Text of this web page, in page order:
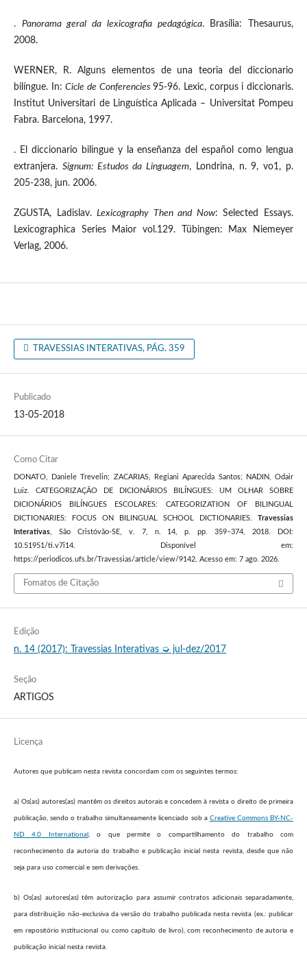
. Panorama geral da lexicografia pedagógica. Brasília: Thesaurus,
2008.
WERNER, R. Alguns elementos de una teoria del diccionario
bilíngue. In:Cicle de Conferencies95-96. Lexic, corpus i diccionaris.
Institut Universitari de Linguística Aplicada – Universitat Pompeu
Fabra. Barcelona, 1997.
. El diccionario bilingue y la enseñanza del español como lengua
extranjera. Signum: Estudos da Linguagem, Londrina, n. 9, vo1, p.
205-238, jun. 2006.
ZGUSTA, Ladislav.Lexicography Then and Now: Selected Essays.
Lexicographica Series Maior vol.129. Tübingen: Max Niemeyer
Verlag, 2006.
TRAVESSIAS INTERATIVAS, PÁG. 359
Publicado
13-05-2018
Como Citar
DONATO, Daniele Trevelin; ZACARIAS, Regiani Aparecida Santos; NADIN, Odair
Luiz. CATEGORIZAÇÃO DE DICIONÁRIOS BILÍNGUES: UM OLHAR SOBRE
DICIONÁRIOS BILÍNGUES ESCOLARES: CATEGORIZATION OF BILINGUAL
DICTIONARIES: FOCUS ON BILINGUAL SCHOOL DICTIONARIES.
Travessias
Interativas, São Cristóvão-SE, v. 7, n. 14, p. pp. 359–374, 2018. DOI:
10.51951/ti.v7i14. Disponível em:
https://periodicos.ufs.br/Travessias/article/view/9142. Acesso em: 7 ago. 2026.
Fomatos de Citação
Edição
n. 14 (2017): Travessias Interativas ➭ jul-dez/2017
Seção
ARTIGOS
Licença
Autores que publicam nesta revista concordam com os seguintes termos:
a) Os(as) autores(as) mantêm os direitos autorais e concedem à revista o direito de primeira
publicação, sendo o trabalho simultaneamente licenciado sob a Creative Commons BY-NC-
ND 4.0 International , o que permite o compartilhamento do trabalho com
reconhecimento da autoria do trabalho e publicação inicial nesta revista, desde que não
seja para uso comercial e sem derivações.
b) Os(as) autores(as) têm autorização para assumir contratos adicionais separadamente,
para distribuição não-exclusiva da versão do trabalho publicada nesta revista (ex.: publicar
em repositório institucional ou como capítulo de livro), com reconhecimento de autoria e
publicação inicial nesta revista.